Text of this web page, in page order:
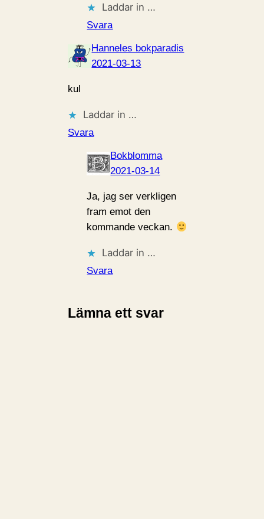
Laddar in …
Svara
Hanneles bokparadis
2021-03-13
kul
Laddar in …
Svara
Bokblomma
2021-03-14
Ja, jag ser verkligen
fram emot den
kommande veckan.
Laddar in …
Svara
Lämna ett svar